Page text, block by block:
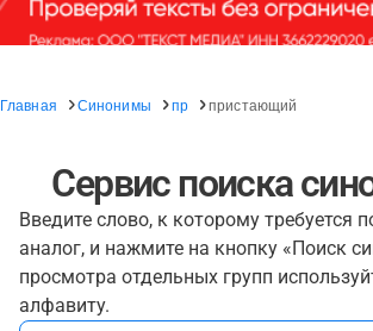
Главная Синонимы пр пристающий
Сервис поиска
Введите слово, к которому требуется
аналог, и нажмите на кнопку «Поиск
просмотра отдельных групп
алфавиту.